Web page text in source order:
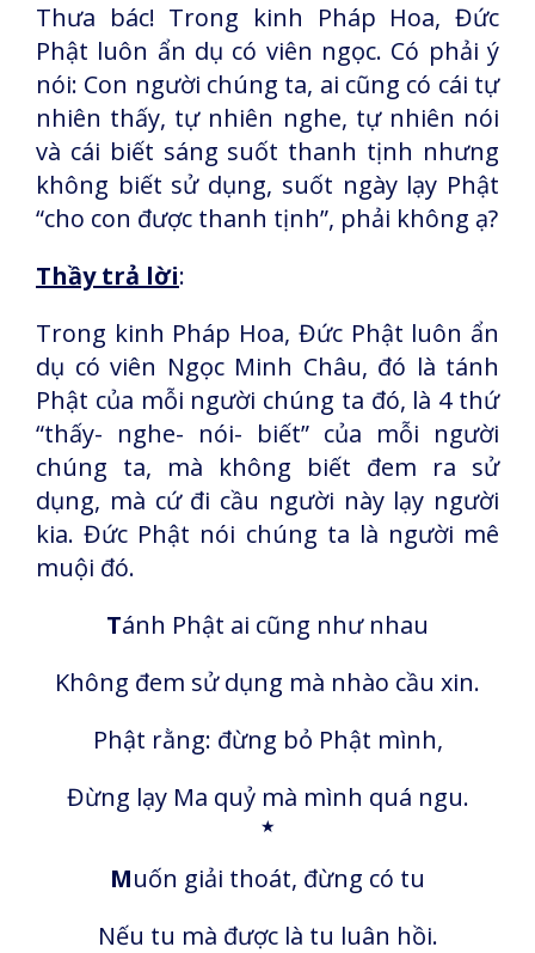
Thưa bác! Trong kinh Pháp Hoa, Đức
Phật luôn ẩn dụ có viên ngọc. Có phải ý
nói: Con người chúng ta, ai cũng có cái tự
nhiên thấy, tự nhiên nghe, tự nhiên nói
và cái biết sáng suốt thanh tịnh nhưng
không biết sử dụng, suốt ngày lạy Phật
“cho con được thanh tịnh”, phải không ạ?
Thầy trả lời:
Trong kinh Pháp Hoa, Đức Phật luôn ẩn
dụ có viên Ngọc Minh Châu, đó là tánh
Phật của mỗi người chúng ta đó, là 4 thứ
“thấy- nghe- nói- biết” của mỗi người
chúng ta, mà không biết đem ra sử
dụng, mà cứ đi cầu người này lạy người
kia. Đức Phật nói chúng ta là người mê
muội đó.
Tánh Phật ai cũng như nhau
Không đem sử dụng mà nhào cầu xin.
Phật rằng: đừng bỏ Phật mình,
Đừng lạy Ma quỷ mà mình quá ngu.
★
Muốn giải thoát, đừng có tu
Nếu tu mà được là tu luân hồi.